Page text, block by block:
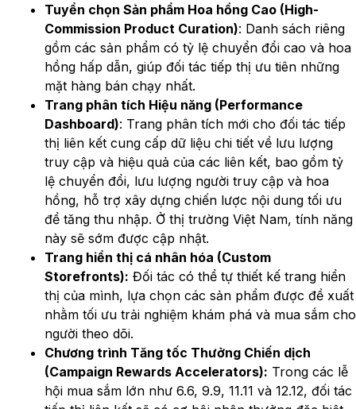
Tuyển chọn Sản phẩm Hoa hồng Cao (High-
Commission Product Curation): Danh sách riêng
gồm các sản phẩm có tỷ lệ chuyển đổi cao và hoa
hồng hấp dẫn, giúp đối tác tiếp thị ưu tiên những
mặt hàng bán chạy nhất.
Trang phân tích Hiệu năng (Performance
Dashboard): Trang phân tích mới cho đối tác tiếp
thị liên kết cung cấp dữ liệu chi tiết về lưu lượng
truy cập và hiệu quả của các liên kết, bao gồm tỷ
lệ chuyển đổi, lưu lượng người truy cập và hoa
hồng, hỗ trợ xây dựng chiến lược nội dung tối ưu
để tăng thu nhập. Ở thị trường Việt Nam, tính năng
này sẽ sớm được cập nhật.
Trang hiển thị cá nhân hóa (Custom
Storefronts): Đối tác có thể tự thiết kế trang hiển
thị của mình, lựa chọn các sản phẩm được đề xuất
nhằm tối ưu trải nghiệm khám phá và mua sắm cho
người theo dõi.
Chương trình Tăng tốc Thưởng Chiến dịch
(Campaign Rewards Accelerators): Trong các lễ
hội mua sắm lớn như 6.6, 9.9, 11.11 và 12.12, đối tác